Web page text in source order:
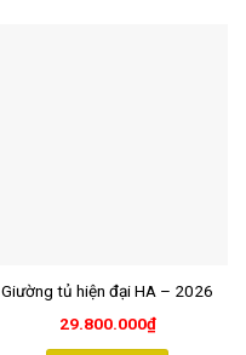
Giường tủ hiện đại HA – 2026
29.800.000₫